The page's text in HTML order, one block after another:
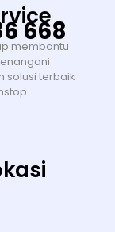
668
membantu
solusi terbaik